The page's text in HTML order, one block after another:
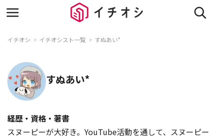
イチオシ イチオシスト一覧 すぬあい*
すぬあい*
経歴・資格・著書
スヌーピーが大好き。YouTube活動を通して、スヌーピー